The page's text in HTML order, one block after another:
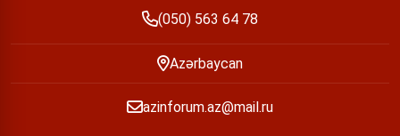
(050) 563 64 78
Azərbaycan
azinforum.az@mail.ru